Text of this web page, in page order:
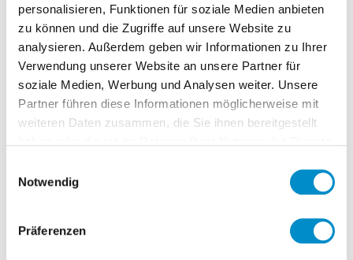
personalisieren, Funktionen für soziale Medien anbieten
zu können und die Zugriffe auf unsere Website zu
analysieren. Außerdem geben wir Informationen zu Ihrer
Verwendung unserer Website an unsere Partner für
soziale Medien, Werbung und Analysen weiter. Unsere
Partner führen diese Informationen möglicherweise mit
weiteren Daten zusammen, die Sie ihnen bereitgestellt
Notwendig
Präferenzen
noch größer werden.
Gerade im Zuge der Digitalisierung und
angesichts der Herausforderungen
von Industrie 4.0 müssen sich viele
Unternehmen neu erfinden. Ein Viertel
der deutschen Führungskräfte gibt
intern aktuell nicht vorhanden ist.
Gefragt
nötigen Strukturen aufbauen und den